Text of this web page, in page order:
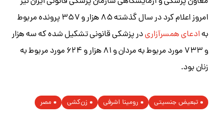
امروز اعلام کرد در سال گذشته ۸۵ هزار و ۳۵۷ پرونده مربوط
بهادعای همسرآزاریدر پزشکی قانونی تشکیل شده که سه هزار
و ۷۳۳ مورد مربوط به مردان و ۸۱ هزار و ۶۲۴ مورد مربوط به
زنان بود.
تبعیض جنسیتی رومینا اشرفی زن‌کشی مصر